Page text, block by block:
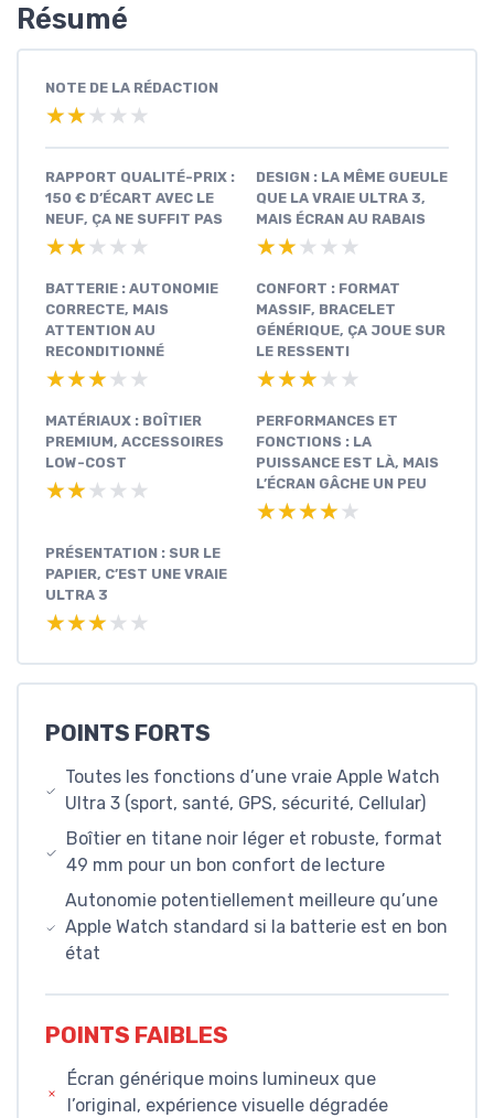
Résumé
NOTE DE LA RÉDACTION
★★★★★
★★★★★
RAPPORT QUALITÉ-PRIX :
150 € D’ÉCART AVEC LE
NEUF, ÇA NE SUFFIT PAS
★★★★★
★★★★★
DESIGN : LA MÊME GUEULE
QUE LA VRAIE ULTRA 3,
MAIS ÉCRAN AU RABAIS
★★★★★
★★★★★
BATTERIE : AUTONOMIE
CORRECTE, MAIS
ATTENTION AU
RECONDITIONNÉ
★★★★★
★★★★★
CONFORT : FORMAT
MASSIF, BRACELET
GÉNÉRIQUE, ÇA JOUE SUR
LE RESSENTI
★★★★★
★★★★★
MATÉRIAUX : BOÎTIER
PREMIUM, ACCESSOIRES
LOW-COST
★★★★★
★★★★★
PERFORMANCES ET
FONCTIONS : LA
PUISSANCE EST LÀ, MAIS
L’ÉCRAN GÂCHE UN PEU
★★★★★
★★★★★
PRÉSENTATION : SUR LE
PAPIER, C’EST UNE VRAIE
ULTRA 3
★★★★★
★★★★★
POINTS FORTS
Toutes les fonctions d’une vraie Apple Watch
Ultra 3 (sport, santé, GPS, sécurité, Cellular)
Boîtier en titane noir léger et robuste, format
49 mm pour un bon confort de lecture
Autonomie potentiellement meilleure qu’une
Apple Watch standard si la batterie est en bon
état
POINTS FAIBLES
Écran générique moins lumineux que
l’original, expérience visuelle dégradée